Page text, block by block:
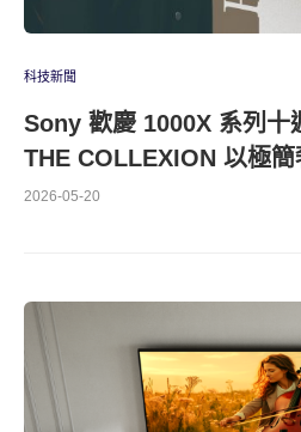
科技新聞
Sony 歡慶 1000X 系列十
THE COLLEXION 以極
2026-05-20